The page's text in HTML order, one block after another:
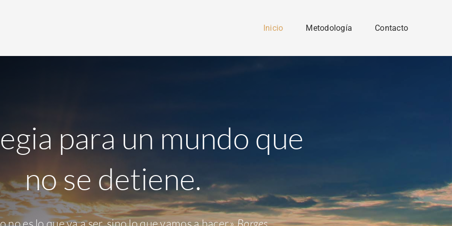
Inicio Metodología Contacto
para un mundo que
no se detiene.